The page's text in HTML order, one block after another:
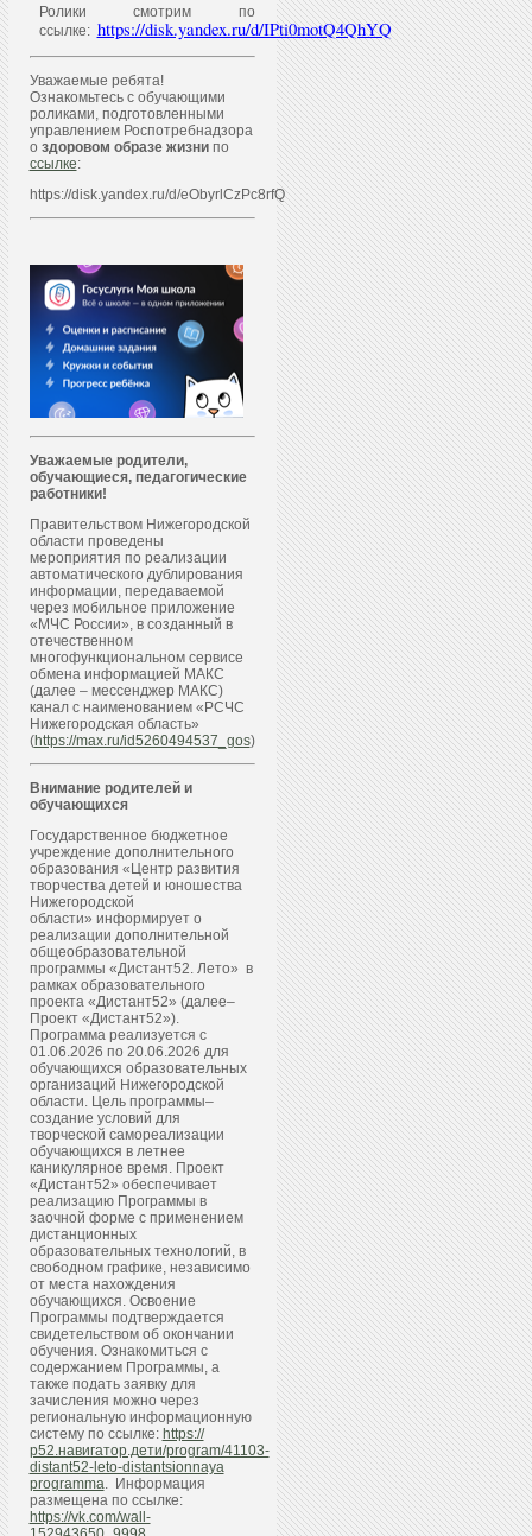
Ролики смотрим по
ссылке: https://disk.yandex.ru/d/IPti0motQ4QhYQ
Уважаемые ребята!
Ознакомьтесь с обучающими
роликами, подготовленными
управлением Роспотребнадзора
о здоровом образе жизнипо
ссылке:
https://disk.yandex.ru/d/eObyrlCzPc8rfQ
Уважаемые родители,
обучающиеся, педагогические
работники!
Правительством Нижегородской
области проведены
мероприятия по реализации
автоматического дублирования
информации, передаваемой
через мобильное приложение
«МЧС России», в созданный в
отечественном
многофункциональном сервисе
обмена информацией МАКС
(далее – мессенджер МАКС)
канал с наименованием «РСЧС
Нижегородская область»
(https://max.ru/id5260494537_gos)
Внимание родителей и
обучающихся
Государственное бюджетное
учреждение дополнительного
образования «Центр развития
творчества детей и юношества
Нижегородской
области» информирует о
реализации дополнительной
общеобразовательной
программы «Дистант52. Лето» в
рамках образовательного
проекта «Дистант52» (далее–
Проект «Дистант52»).
Программа реализуется с
01.06.2026 по 20.06.2026 для
обучающихся образовательных
организаций Нижегородской
области. Цель программы–
создание условий для
творческой самореализации
обучающихся в летнее
каникулярное время. Проект
«Дистант52» обеспечивает
реализацию Программы в
заочной форме с применением
дистанционных
образовательных технологий, в
свободном графике, независимо
от места нахождения
обучающихся. Освоение
Программы подтверждается
свидетельством об окончании
обучения. Ознакомиться с
содержанием Программы, а
также подать заявку для
зачисления можно через
региональную информационную
систему по ссылке: https://
р52.навигатор.дети/program/41103-
distant52-leto-distantsionnaya
programma. Информация
размещена по ссылке:
https://vk.com/wall-